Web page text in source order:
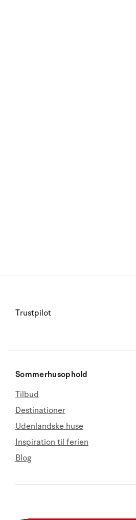
Trustpilot
Sommerhusophold
Tilbud
Destinationer
Udenlandske huse
Inspiration til ferien
Blog